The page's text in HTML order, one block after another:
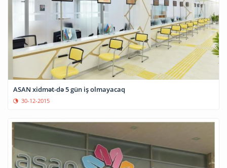
ASAN xidmət-də 5 gün iş olmayacaq
30-12-2015